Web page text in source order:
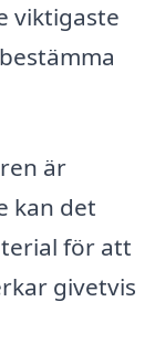
viktigaste
är
kan det
för att
givetvis